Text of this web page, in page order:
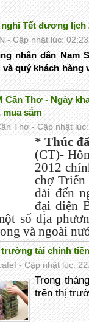
Tết đương lịch
- Cập nhật lúc:
nhân dân Nam
và quý khách
Cần Thơ - Ngày
mua sắm
Thơ - Cập nhật
* Thúc
(CT)-
2012
chợ Triển
dài đến
đại diện
số địa
và ngoài
tài chính
- Cập nhật lúc:
Trong
trên thị